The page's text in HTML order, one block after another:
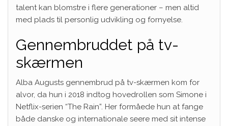
talent kan blomstre i flere generationer – men altid
med plads til personlig udvikling og fornyelse.
Gennembruddet på tv-
skærmen
Alba Augusts gennembrud på tv-skærmen kom for
alvor, da hun i 2018 indtog hovedrollen som Simone i
Netflix-serien “The Rain”. Her formåede hun at fange
både danske og internationale seere med sit intense